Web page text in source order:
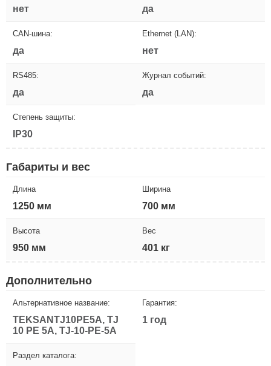
нет да
CAN-шина:
да
Ethernet (LAN):
нет
RS485:
да
Журнал событий:
да
Степень защиты:
IP30
Габариты и вес
Длина
1250 мм
Ширина
700 мм
Высота
950 мм
Вес
401 кг
Дополнительно
Альтернативное название:
TEKSANTJ10PE5A, TJ
10 PE 5A, TJ-10-PE-5A
Гарантия:
1 год
Раздел каталога: